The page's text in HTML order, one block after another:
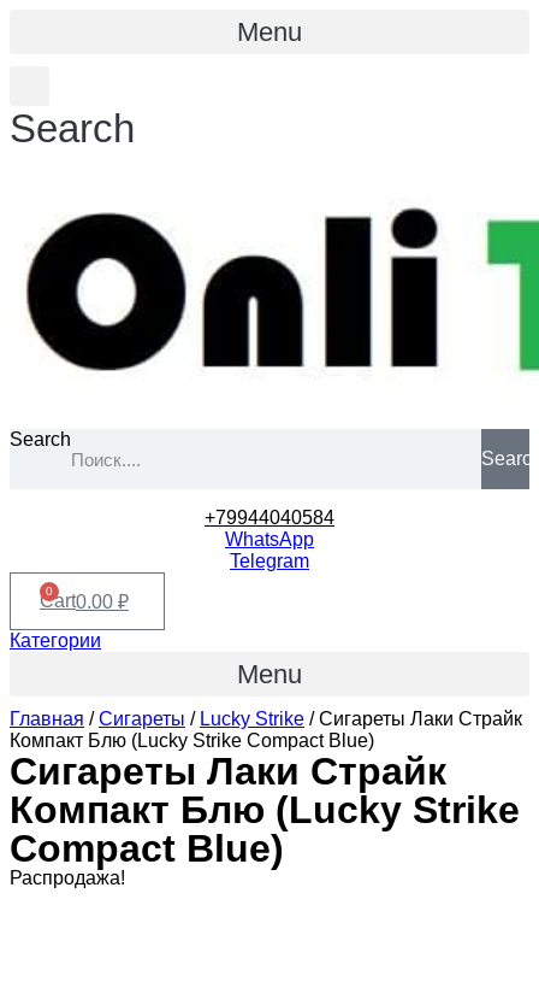
Menu
Search
Search
+79944040584
WhatsApp
Telegram
0.00 ₽
0
Cart
Категории
Menu
Главная /Сигареты / Lucky Strike / Сигареты Лаки Страйк
Компакт Блю (Lucky Strike Compact Blue)
Сигареты Лаки Страйк
Компакт Блю (Lucky Strike
Compact Blue)
Распродажа!